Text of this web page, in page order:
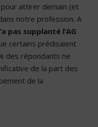
pour attirer demain (et
notre profession. A
pas supplanté l’AG
certains prédisaient
des répondants ne
de la part des
de la